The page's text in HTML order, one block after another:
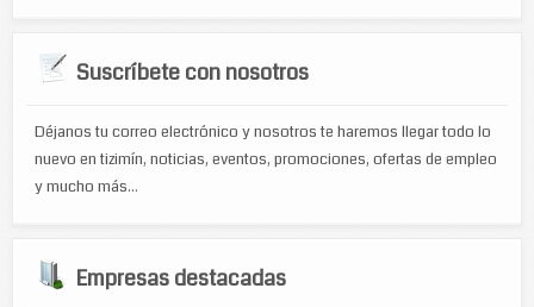
Suscríbete con nosotros
Déjanos tu correo electrónico y nosotros te haremos llegar todo lo
nuevo en tizimín, noticias, eventos, promociones, ofertas de empleo
y mucho más...
Empresas destacadas